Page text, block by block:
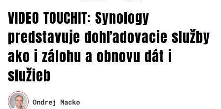
VIDEO TOUCHIT: Synology
predstavuje dohľadovacie služby
ako i zálohu a obnovu dát i
služieb
Ondrej Macko